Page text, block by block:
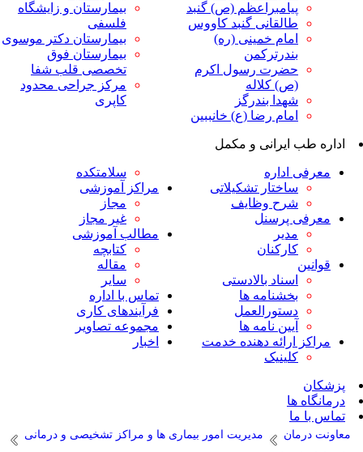
(ص) گنبد
گنبد کاووس
خمینی (ره)
رسول اکرم
بندرگز
رضا (ع) خانببین
بیمارستان و زایشگاه
فلسفی
بیمارستان دکتر موسوی
بیمارستان فوق
تخصصی قلب شفا
مرکز جراحی محدود
و مکمل
تشکیلاتی
وظایف
بالادستی
ها
نامه ها
دهنده خدمت
مراکز آموزشی
مطالب آموزشی
تماس با اداره
فرآیندهای کاری
مجموعه تصاویر
اخبار
مدیریت امور بیماری ها و مراکز تشخیصی و درمانی